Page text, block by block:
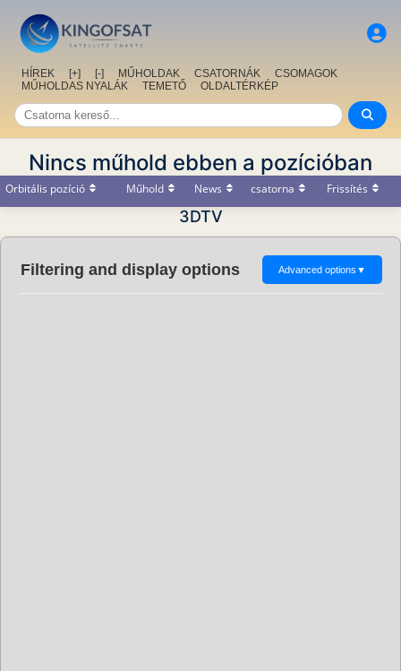
HÍREK [+] [-] MŰHOLDAK CSATORNÁK
CSOMAGOK
MŰHOLDAS NYALÁK
TEMETŐ OLDALTÉRKÉP
Nincs műhold ebben a pozícióban
Orbitális pozíció Műhold News csatorna Frissítés
3DTV
Filtering and display options Advanced options ▼